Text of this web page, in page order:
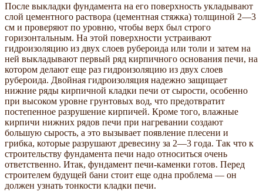
После выкладки фундамента на его поверхность укладывают
слой цементного раствора (цементная стяжка) толщиной 2—3
см и проверяют по уровню, чтобы верх был строго
горизонтальным. На этой поверхности устраивают
гидроизоляцию из двух слоев рубероида или толи и затем на
ней выкладывают первый ряд кирпичного основания печи, на
котором делают еще раз гидроизоляцию из двух слоев
рубероида. Двойная гидроизоляция надежно защищает
нижние ряды кирпичной кладки печи от сырости, особенно
при высоком уровне грунтовых вод, что предотвратит
постепенное разрушение кирпичей. Кроме того, влажные
кирпичи нижних рядов печи при нагревании создают
большую сырость, а это вызывает появление плесени и
грибка, которые разрушают древесину за 2—3 года. Так что к
строительству фундамента печи надо относиться очень
ответственно. Итак, фундамент печи-каменки готов. Перед
строителем будущей бани стоит еще одна проблема — он
должен узнать тонкости кладки печи.